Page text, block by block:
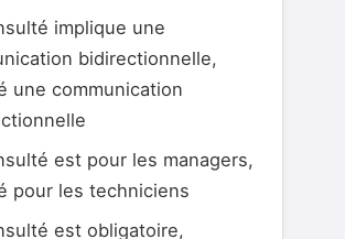
implique une
bidirectionnelle,
une communication
est pour les managers,
pour les techniciens
est obligatoire,